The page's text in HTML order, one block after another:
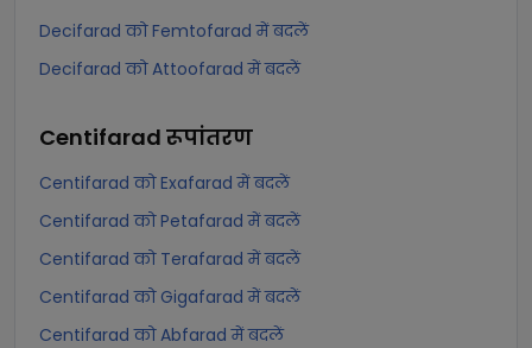
Decifarad को Femtofarad में बदलें
Decifarad को Attoofarad में बदलें
Centifarad रूपांतरण
Centifarad को Exafarad में बदलें
Centifarad को Petafarad में बदलें
Centifarad को Terafarad में बदलें
Centifarad को Gigafarad में बदलें
Centifarad को Abfarad में बदलें